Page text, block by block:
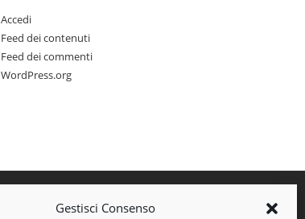
Gestisci Consenso
Accedi
Feed dei contenuti
Feed dei commenti
WordPress.org